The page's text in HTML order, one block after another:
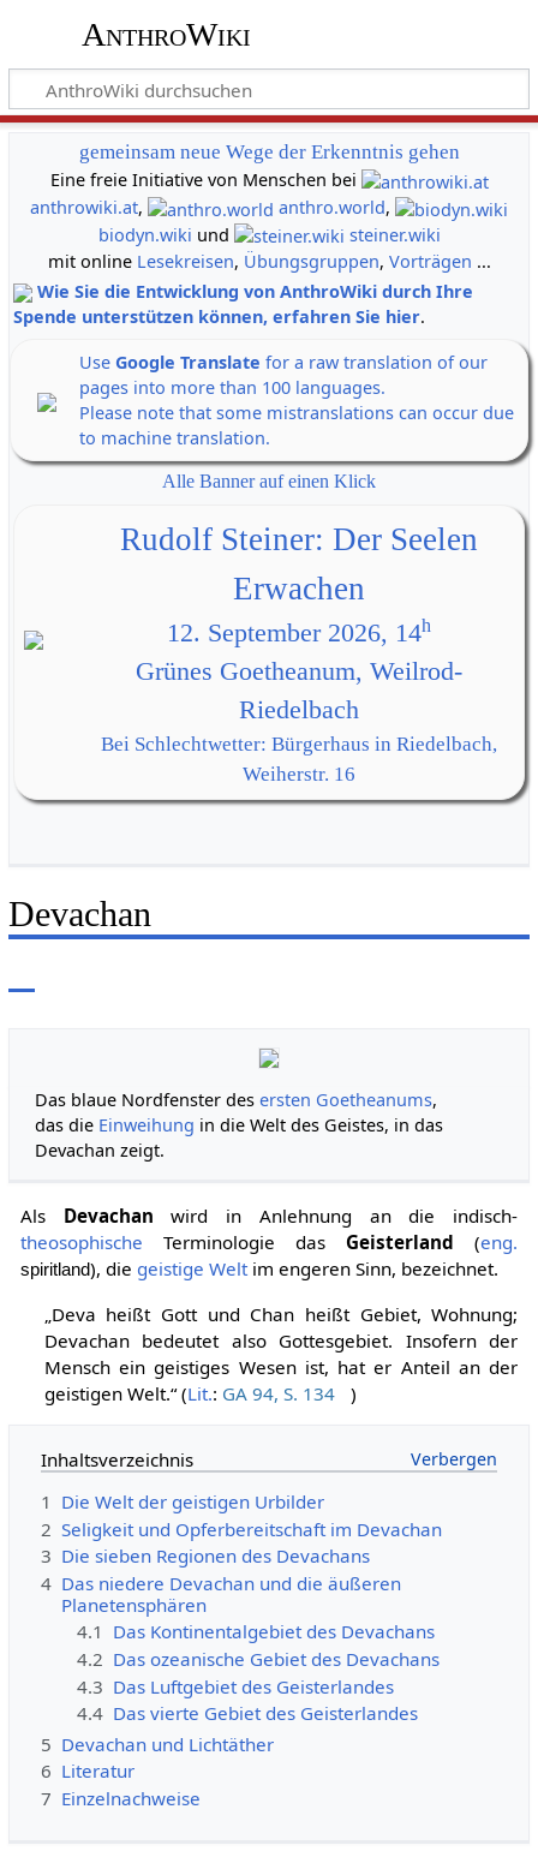
AnthroWiki
gemeinsam neue Wege der Erkenntnis gehen
Eine freie Initiative von Menschen bei
anthrowiki.at, anthro.world,
biodyn.wiki und
steiner.wiki
mit online Lesekreisen, Übungsgruppen, Vorträgen ...
Wie Sie die Entwicklung von AnthroWiki durch Ihre
Spende unterstützen können, erfahren Sie hier.
Use Google Translate for a raw translation of our
pages into more than 100 languages.
Please note that some mistranslations can occur due
to machine translation.
Alle Banner auf einen Klick
Rudolf Steiner: Der Seelen
Erwachen
12. September 2026, 14h
Grünes Goetheanum, Weilrod-
Riedelbach
Bei Schlechtwetter: Bürgerhaus in Riedelbach,
Weiherstr. 16
Devachan
Das blaue Nordfenster desersten Goetheanums,
das die Einweihung in die Welt des Geistes, in das
Devachan zeigt.
Als Devachan wird in Anlehnung an die indisch-
theosophische Terminologie dasGeisterland (eng.
spiritland), die geistige Weltim engeren Sinn, bezeichnet.
„Deva heißt Gott und Chan heißt Gebiet, Wohnung;
Devachan bedeutet also Gottesgebiet. Insofern der
Mensch ein geistiges Wesen ist, hat er Anteil an der
geistigen Welt.“ (Lit.: GA 94, S. 134 )
Inhaltsverzeichnis
1 Die Welt der geistigen Urbilder
2 Seligkeit und Opferbereitschaft im Devachan
3 Die sieben Regionen des Devachans
4 Das niedere Devachan und die äußeren
Planetensphären
4.1 Das Kontinentalgebiet des Devachans
4.2 Das ozeanische Gebiet des Devachans
4.3 Das Luftgebiet des Geisterlandes
4.4 Das vierte Gebiet des Geisterlandes
5 Devachan und Lichtäther
6 Literatur
7 Einzelnachweise